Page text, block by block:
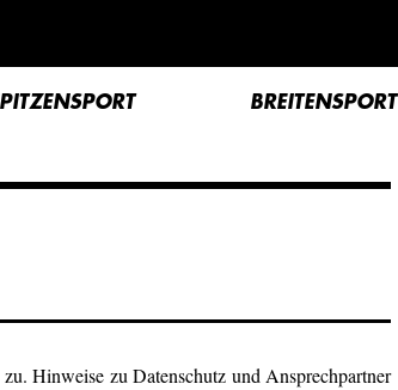
BREITENSPORT
Hinweise zu Datenschutz und Ansprechpartner